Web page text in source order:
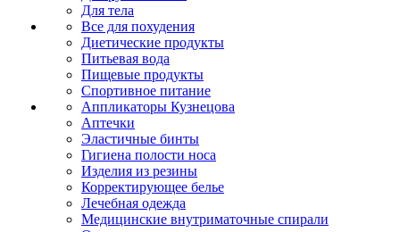
Для тела
Все для похудения
Диетические продукты
Питьевая вода
Пищевые продукты
Спортивное питание
Аппликаторы Кузнецова
Аптечки
Эластичные бинты
Гигиена полости носа
Изделия из резины
Корректирующее белье
Лечебная одежда
Медицинские внутриматочные спирали